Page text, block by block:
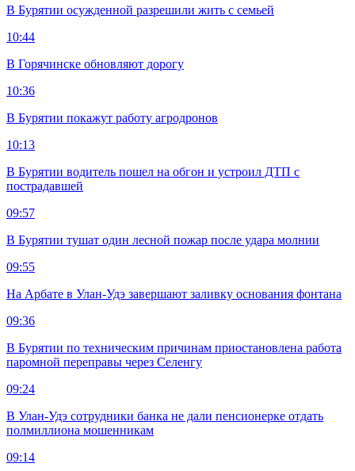
В Бурятии осужденной разрешили жить с семьей
10:44
В Горячинске обновляют дорогу
10:36
В Бурятии покажут работу агродронов
10:13
В Бурятии водитель пошел на обгон и устроил ДТП с
пострадавшей
09:57
В Бурятии тушат один лесной пожар после удара молнии
09:55
На Арбате в Улан-Удэ завершают заливку основания фонтана
09:36
В Бурятии по техническим причинам приостановлена работа
паромной переправы через Селенгу
09:24
В Улан-Удэ сотрудники банка не дали пенсионерке отдать
полмиллиона мошенникам
09:14